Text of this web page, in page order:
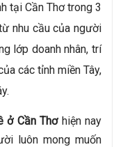
tại Cần Thơ trong 3
nhu cầu của người
lớp doanh nhân, trí
các tỉnh miền Tây,
ở Cần Thơ hiện nay
luôn mong muốn